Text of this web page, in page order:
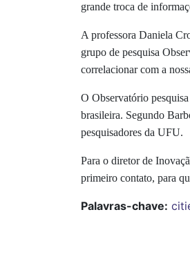
grande troca de
A professora Daniela
grupo de pesquisa
correlacionar com a
O Observatório
brasileira. Segundo
pesquisadores da UFU.
Para o diretor de
primeiro contato, para
Palavras-chave: